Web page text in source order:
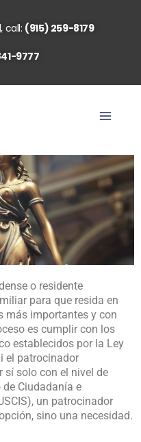
call: (915) 259-8179
9777
o residente
para que resida en
más importantes y con
es cumplir con los
establecidos por la Ley
el patrocinador
sí solo con el nivel de
Ciudadanía e
un patrocinador
sino una necesidad.